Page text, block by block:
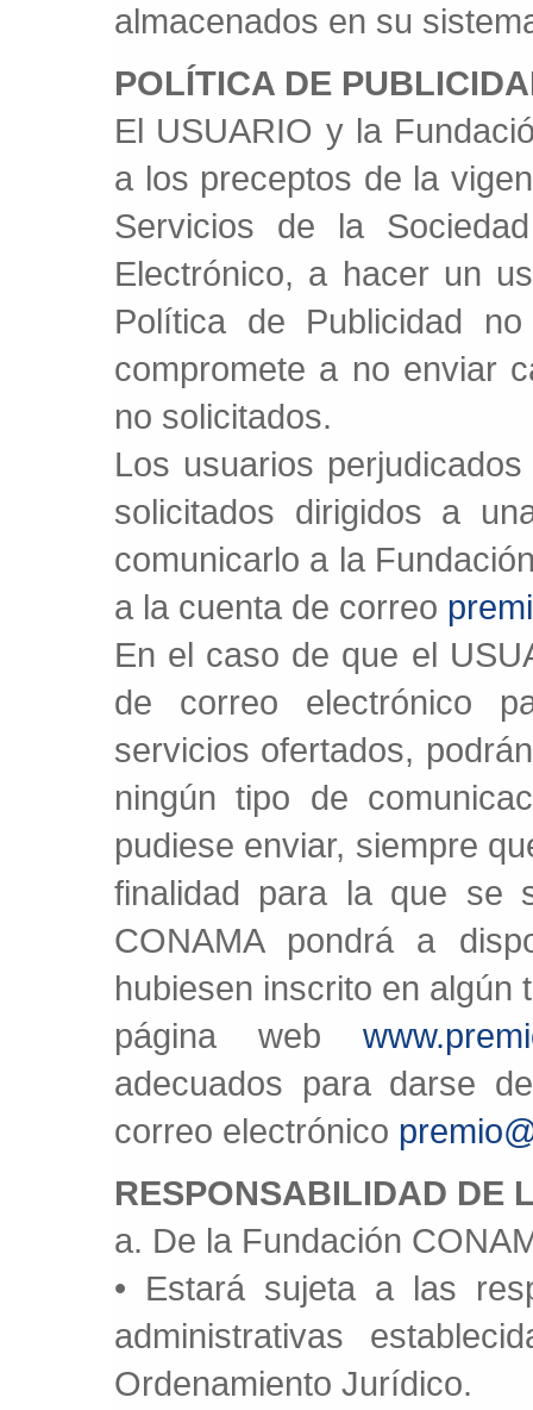
almacenados en su
POLÍTICA DE
El USUARIO y la
a los preceptos de la
Servicios de la
Electrónico, a hacer un
Política de Publicidad
compromete a no enviar
no solicitados.
Los usuarios
solicitados dirigidos a
comunicarlo a la
a la cuenta de correo
En el caso de que el
de correo electrónico
servicios ofertados,
ningún tipo de
pudiese enviar, siempre
finalidad para la que se
CONAMA pondrá a
hubiesen inscrito en algún
página web
adecuados para darse
correo electrónico
RESPONSABILIDAD DE
a. De la Fundación
• Estará sujeta a las
administrativas
Ordenamiento Jurídico.